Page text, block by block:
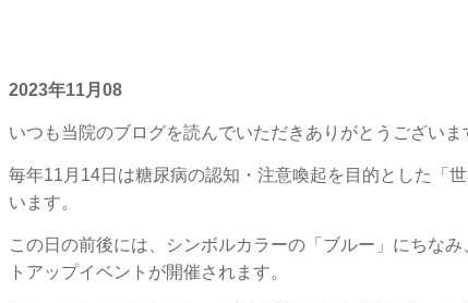
2023年11月08
いつも当院のブログを読んでいただきありがとうございま
毎年11月14日は糖尿病の認知・注意喚起を目的とした 「
います。
この日の前後には、 シンボルカラーの「ブルー」にちなみ
トアップイベント が開催されます。